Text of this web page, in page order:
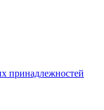
принадлежностей